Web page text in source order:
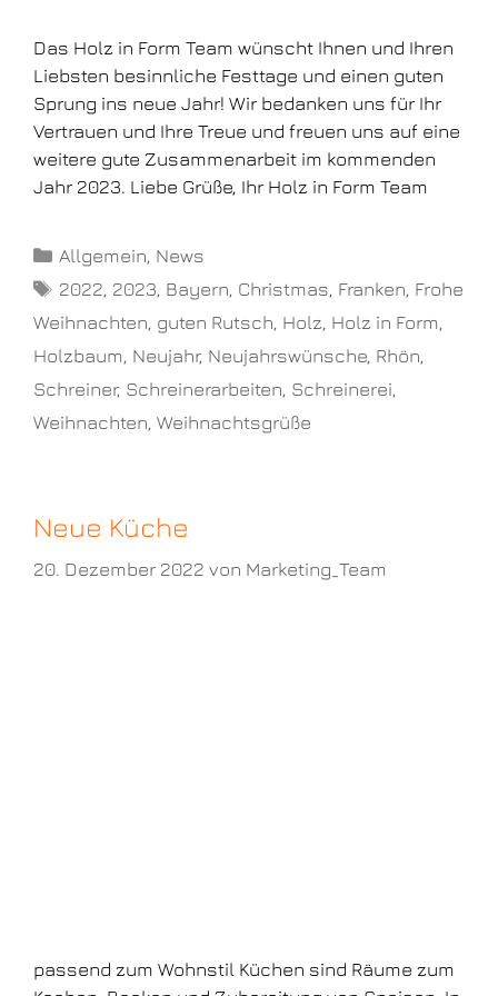
Das Holz in Form Team wünscht Ihnen und Ihren
Liebsten besinnliche Festtage und einen guten
Sprung ins neue Jahr! Wir bedanken uns für Ihr
Vertrauen und Ihre Treue und freuen uns auf eine
weitere gute Zusammenarbeit im kommenden
Jahr 2023. Liebe Grüße, Ihr Holz in Form Team
Allgemein, News
2022, 2023, Bayern, Christmas, Franken, Frohe
Weihnachten, guten Rutsch, Holz, Holz in Form,
Holzbaum, Neujahr, Neujahrswünsche, Rhön,
Schreiner, Schreinerarbeiten, Schreinerei,
Weihnachten, Weihnachtsgrüße
Neue Küche
20. Dezember 2022 von Marketing_Team
passend zum Wohnstil Küchen sind Räume zum